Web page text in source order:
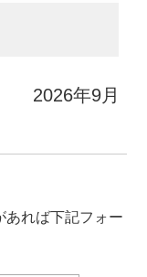
2026年9月
あれば下記フォー